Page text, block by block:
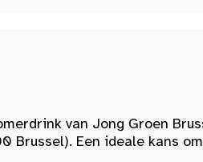
van Jong Groen
Brussel). Een ideale kans